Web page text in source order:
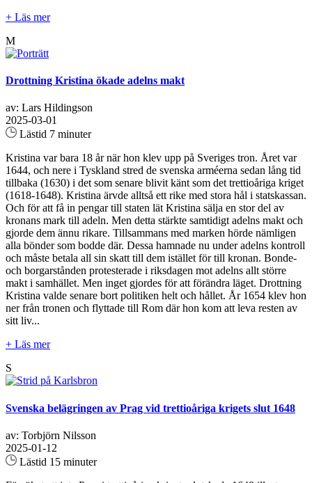
+ Läs mer
M
Drottning Kristina ökade adelns makt
av: Lars Hildingson
2025-03-01
Lästid 7 minuter
Kristina var bara 18 år när hon klev upp på Sveriges tron. Året var
1644, och nere i Tyskland stred de svenska arméerna sedan lång tid
tillbaka (1630) i det som senare blivit känt som det trettioåriga kriget
(1618-1648). Kristina ärvde alltså ett rike med stora hål i statskassan.
Och för att få in pengar till staten lät Kristina sälja en stor del av
kronans mark till adeln. Men detta stärkte samtidigt adelns makt och
gjorde dem ännu rikare. Tillsammans med marken hörde nämligen
alla bönder som bodde där. Dessa hamnade nu under adelns kontroll
och måste betala all sin skatt till dem istället för till kronan. Bonde-
och borgarstånden protesterade i riksdagen mot adelns allt större
makt i samhället. Men inget gjordes för att förändra läget. Drottning
Kristina valde senare bort politiken helt och hållet. År 1654 klev hon
ner från tronen och flyttade till Rom där hon kom att leva resten av
sitt liv...
+ Läs mer
S
Svenska belägringen av Prag vid trettioåriga krigets slut 1648
av: Torbjörn Nilsson
2025-01-12
Lästid 15 minuter